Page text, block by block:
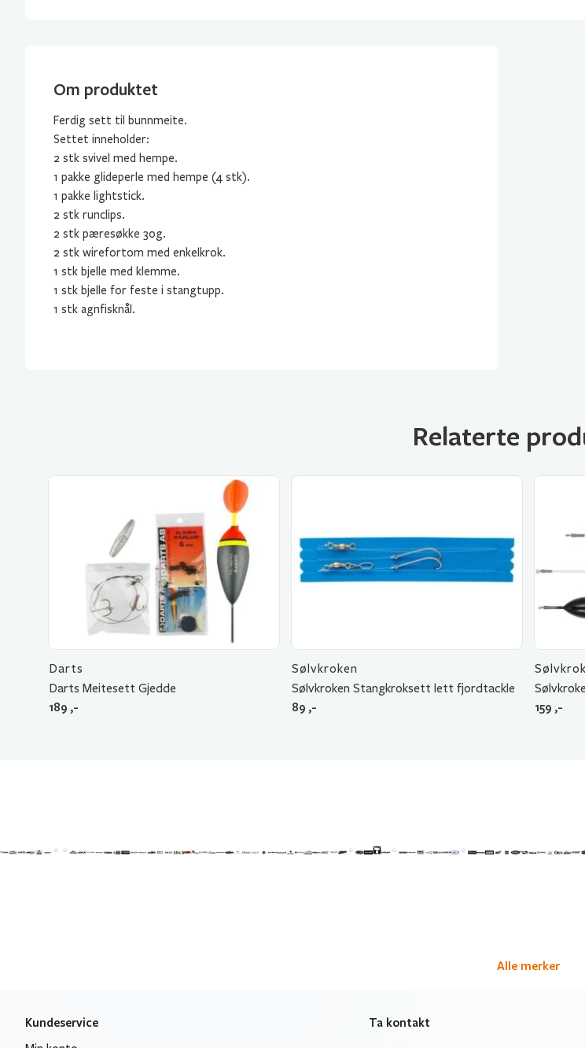
Om produktet
Ferdig sett til bunnmeite.
Settet inneholder:
2 stk svivel med hempe.
1 pakke glideperle med hempe (4 stk).
1 pakke lightstick.
2 stk runclips.
2 stk pæresøkke 30g.
2 stk wirefortom med enkelkrok.
1 stk bjelle med klemme.
1 stk bjelle for feste i stangtupp.
1 stk agnfisknål.
Relaterte
Darts
Darts Meitesett Gjedde
189 ,-
Sølvkroken
Sølvkroken Stangkroksett lett fjordtackle
89 ,- 159 ,-
Alle merker
Kundeservice Ta kontakt